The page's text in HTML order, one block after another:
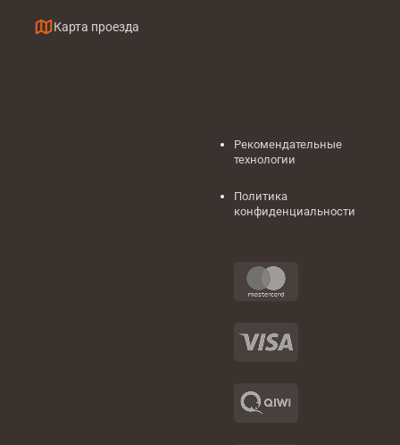
Карта проезда
Рекомендательные
технологии
Политика
конфиденциальности